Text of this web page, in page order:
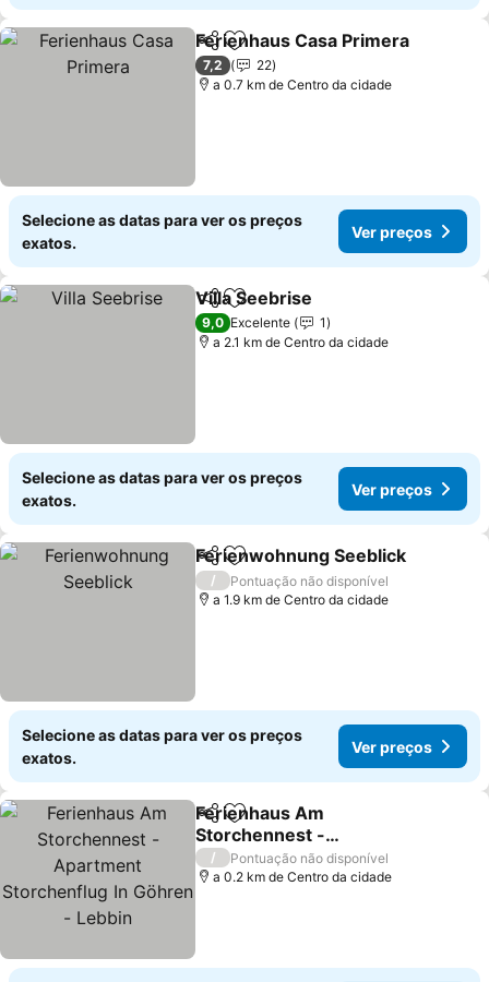
PartilharAdicionar aos favoritos
Ferienhaus Casa Primera
7,2
22
a 0.7 km de Centro da cidade
Selecione as datas para ver os preços
exatos.
Ver preços
PartilharAdicionar aos favoritos
Villa Seebrise
9,0 Excelente
1
a 2.1 km de Centro da cidade
Selecione as datas para ver os preços
exatos.
Ver preços
PartilharAdicionar aos favoritos
Ferienwohnung Seeblick
/
Pontuação não disponível
a 1.9 km de Centro da cidade
Selecione as datas para ver os preços
exatos.
Ver preços
PartilharAdicionar aos favoritos
Ferienhaus Am
Storchennest -
Apartment Storchenflug
In Göhren - Lebbin
Ver preços
/
Pontuação não disponível
a 0.2 km de Centro da cidade